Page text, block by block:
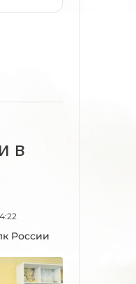
в
России